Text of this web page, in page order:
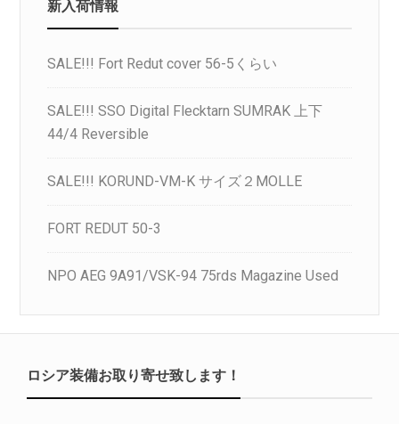
新入荷情報
SALE!!! Fort Redut cover 56-5くらい
SALE!!! SSO Digital Flecktarn SUMRAK 上下
44/4 Reversible
SALE!!! KORUND-VM-K サイズ２MOLLE
FORT REDUT 50-3
NPO AEG 9A91/VSK-94 75rds Magazine Used
ロシア装備お取り寄せ致します！